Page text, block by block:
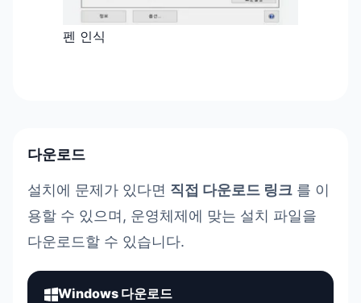
펜 인식
다운로드
설치에 문제가 있다면 직접 다운로드 링크 를 이
용할 수 있으며, 운영체제에 맞는 설치 파일을
다운로드할 수 있습니다.
Windows 다운로드